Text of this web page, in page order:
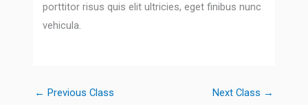
porttitor risus quis elit ultricies, eget finibus nunc
vehicula.
← Previous Class Next Class →